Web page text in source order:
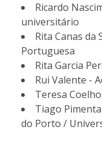
Ricardo
universitário
Rita Canas da
Portuguesa
Rita Garcia
Rui Valente -
Teresa
Tiago
do Porto /